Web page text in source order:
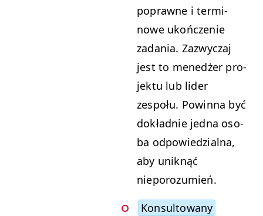
poprawne i ter­mi­
nowe ukończe­nie
zada­nia. Zazwyczaj
jest to menedżer pro­
jek­tu lub lid­er
zespołu. Powin­na być
dokład­nie jed­na oso­
ba odpowiedzial­na,
aby uniknąć
nieporozumień.
Kon­sul­towany